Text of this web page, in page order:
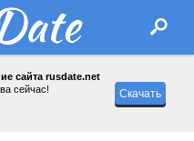
сайта rusdate.net
сейчас!
Скачать